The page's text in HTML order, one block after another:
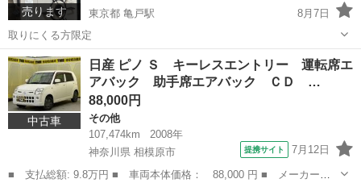
売ります 東京都 亀戸駅
8月7日
取りにくる方限定
東京 江東区 亀戸駅 家電 ガスコンロ
中古車
日産 ピノ Ｓ キーレスエントリー 運転席エ
アバック 助手席エアバック ＣＤ …
88,000円
その他
107,474km
2008年
神奈川県 相模原市
提携サイト 7月12日
■ 支払総額: 9.8万円 ■ 車両本体価格： 88,000 円 ■ メーカー